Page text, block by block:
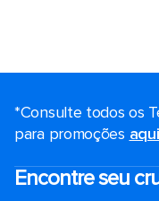
*Consulte todos os
para promoções
Encontre seu